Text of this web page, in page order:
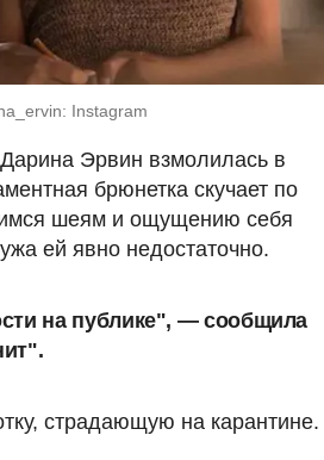
Instagram
Эрвин взмолилась в
брюнетка скучает по
шеям и ощущению себя
ей явно недостаточно.
на публике", — сообщила
страдающую на карантине.